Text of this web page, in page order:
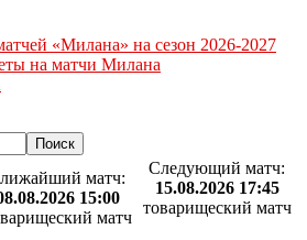
«Милана» на сезон 2026-2027
на матчи Милана
матч:
15:00
матч
Следующий матч:
15.08.2026 17:45
товарищеский матч